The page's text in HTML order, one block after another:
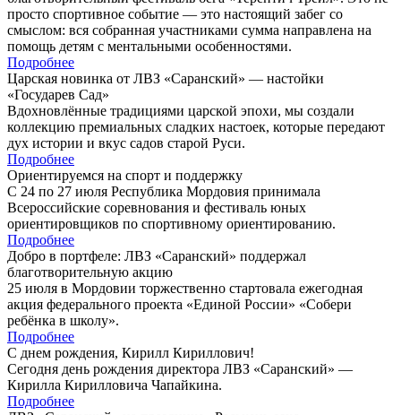
просто спортивное событие — это настоящий забег со
смыслом: вся собранная участниками сумма направлена на
помощь детям с ментальными особенностями.
Подробнее
Царская новинка от ЛВЗ «Саранский» — настойки
«Государев Сад»
Вдохновлённые традициями царской эпохи, мы создали
коллекцию премиальных сладких настоек, которые передают
дух истории и вкус садов старой Руси.
Подробнее
Ориентируемся на спорт и поддержку
С 24 по 27 июля Республика Мордовия принимала
Всероссийские соревнования и фестиваль юных
ориентировщиков по спортивному ориентированию.
Подробнее
Добро в портфеле: ЛВЗ «Саранский» поддержал
благотворительную акцию
25 июля в Мордовии торжественно стартовала ежегодная
акция федерального проекта «Единой России» «Собери
ребёнка в школу».
Подробнее
С днем рождения, Кирилл Кириллович!
Сегодня день рождения директора ЛВЗ «Саранский» —
Кирилла Кирилловича Чапайкина.
Подробнее